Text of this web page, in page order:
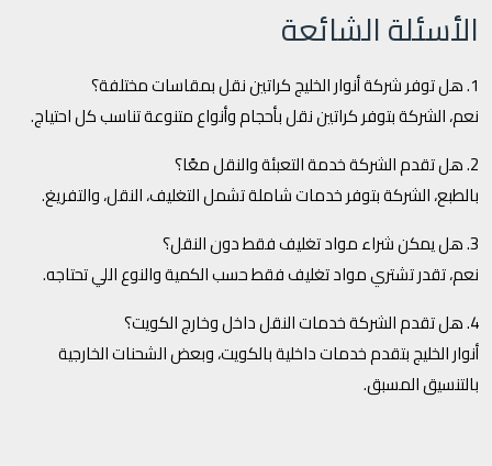
الأسئلة الشائعة
1. هل توفر شركة أنوار الخليج كراتين نقل بمقاسات مختلفة؟
نعم، الشركة بتوفر كراتين نقل بأحجام وأنواع متنوعة تناسب كل احتياج.
2. هل تقدم الشركة خدمة التعبئة والنقل معًا؟
بالطبع، الشركة بتوفر خدمات شاملة تشمل التغليف، النقل، والتفريغ.
3. هل يمكن شراء مواد تغليف فقط دون النقل؟
نعم، تقدر تشتري مواد تغليف فقط حسب الكمية والنوع اللي تحتاجه.
4. هل تقدم الشركة خدمات النقل داخل وخارج الكويت؟
أنوار الخليج بتقدم خدمات داخلية بالكويت، وبعض الشحنات الخارجية
بالتنسيق المسبق.